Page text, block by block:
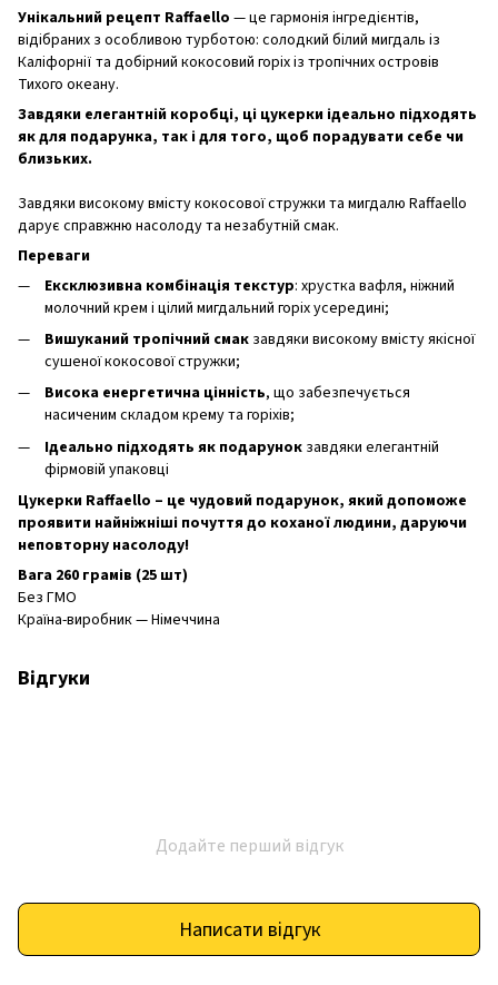
Унікальний рецепт Raffaello — це гармонія інгредієнтів,
відібраних з особливою турботою: солодкий білий мигдаль із
Каліфорнії та добірний кокосовий горіх із тропічних островів
Тихого океану.
Завдяки елегантній коробці, ці цукерки ідеально підходять
як для подарунка, так і для того, щоб порадувати себе чи
близьких.
Завдяки високому вмісту кокосової стружки та мигдалю Raffaello
дарує справжню насолоду та незабутній смак.
Переваги
Ексклюзивна комбінація текстур: хрустка вафля, ніжний
молочний крем і цілий мигдальний горіх усередині;
Вишуканий тропічний смак завдяки високому вмісту якісної
сушеної кокосової стружки;
Висока енергетична цінність, що забезпечується
насиченим складом крему та горіхів;
Ідеально підходять як подарунок завдяки елегантній
фірмовій упаковці
Цукерки Raffaello – це чудовий подарунок, який допоможе
проявити найніжніші почуття до коханої людини, даруючи
неповторну насолоду!
Вага 260 грамів (25 шт)
Без ГМО
Країна-виробник — Німеччина
Відгуки
Додайте перший відгук
Написати відгук